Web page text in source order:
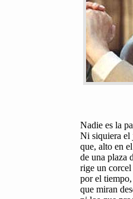
Nadie es la
Ni siquiera el
que, alto en
de una plaza
rige un
por el
que miran